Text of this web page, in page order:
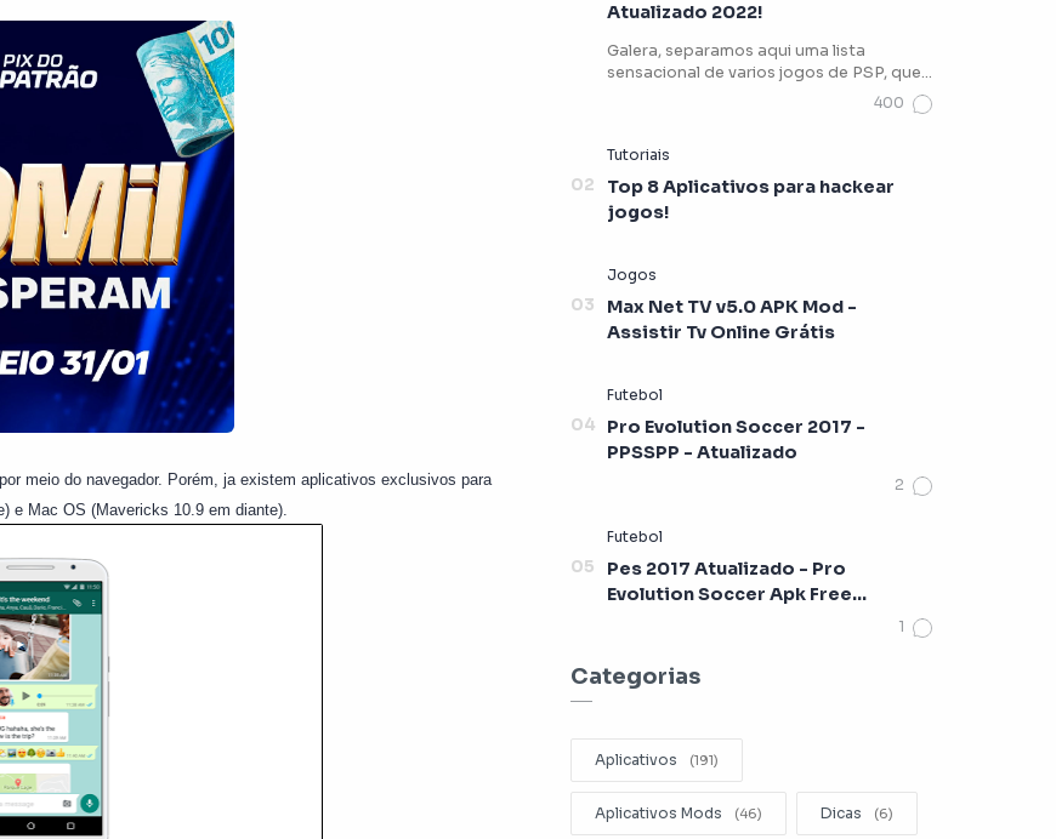
meio do navegador. Porém, ja existem aplicativos exclusivos para
e Mac OS (Mavericks 10.9 em diante).
Atualizado 2022!
Galera, separamos aqui uma lista
sensacional de varios jogos de PSP, que
Top 8 Aplicativos para hackear
jogos!
Max Net TV v5.0 APK Mod -
Assistir Tv Online Grátis
Pro Evolution Soccer 2017 -
PPSSPP - Atualizado
Pes 2017 Atualizado - Pro
Evolution Soccer Apk Free
Categorias
Aplicativos
Aplicativos Mods Dicas